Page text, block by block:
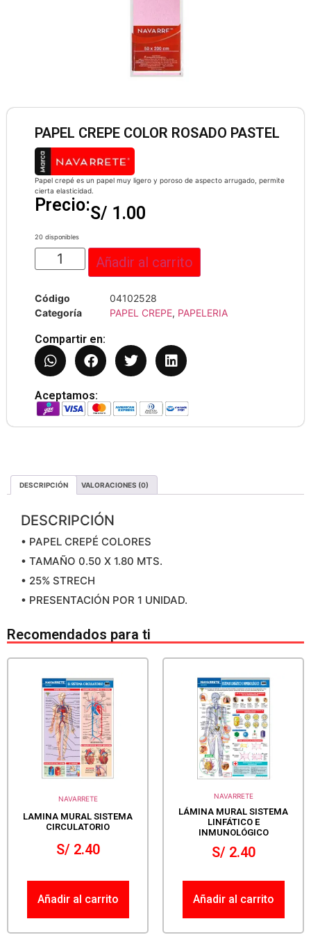
PAPEL CREPE COLOR ROSADO PASTEL
Papel crepé es un papel muy ligero y poroso de aspecto arrugado, permite
cierta elasticidad.
Precio:S/ 1.00
20 disponibles
Añadir al carrito
Código
04102528
Categoría
PAPEL CREPE, PAPELERIA
Compartir en:
Aceptamos:
DESCRIPCIÓN VALORACIONES (0)
DESCRIPCIÓN
• PAPEL CREPÉ COLORES
• TAMAÑO 0.50 X 1.80 MTS.
• 25% STRECH
• PRESENTACIÓN POR 1 UNIDAD.
Recomendados para ti
NAVARRETE
LAMINA MURAL SISTEMA
CIRCULATORIO
S/2.40
Añadir al carrito
NAVARRETE
LÁMINA MURAL SISTEMA
LINFÁTICO E
INMUNOLÓGICO
S/2.40
Añadir al carrito